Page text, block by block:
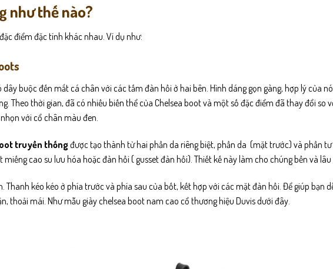
như thế nào?
điểm đặc tính khác nhau. Ví dụ như:
buộc đến mắt cá chân với các tấm đàn hồi ở hai bên. Hình dáng gọn gàng, hợp lý của
Theo thời gian, đã có nhiều biến thể của Chelsea boot và một số đặc điểm đã thay đổi so
với cổ chân màu đen.
truyền thốngđược tạo thành từ hai phần da riêng biệt, phần da (mặt trước) và phần
cao su lưu hóa hoặc đàn hồi ( gusset đàn hồi). Thiết kế này làm cho chúng bền và lâu
Thanh kéo kéo ở phía trước và phía sau của bốt, kết hợp với các mặt đàn hồi. Để giúp bạn
thoải mái. Như mẫu giàychelsea bootnam cao cổ thương hiệu Duvis dưới đây.